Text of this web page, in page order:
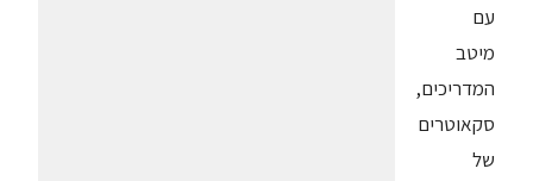
עם
מיטב
המדריכים,
סקאוטרים
של